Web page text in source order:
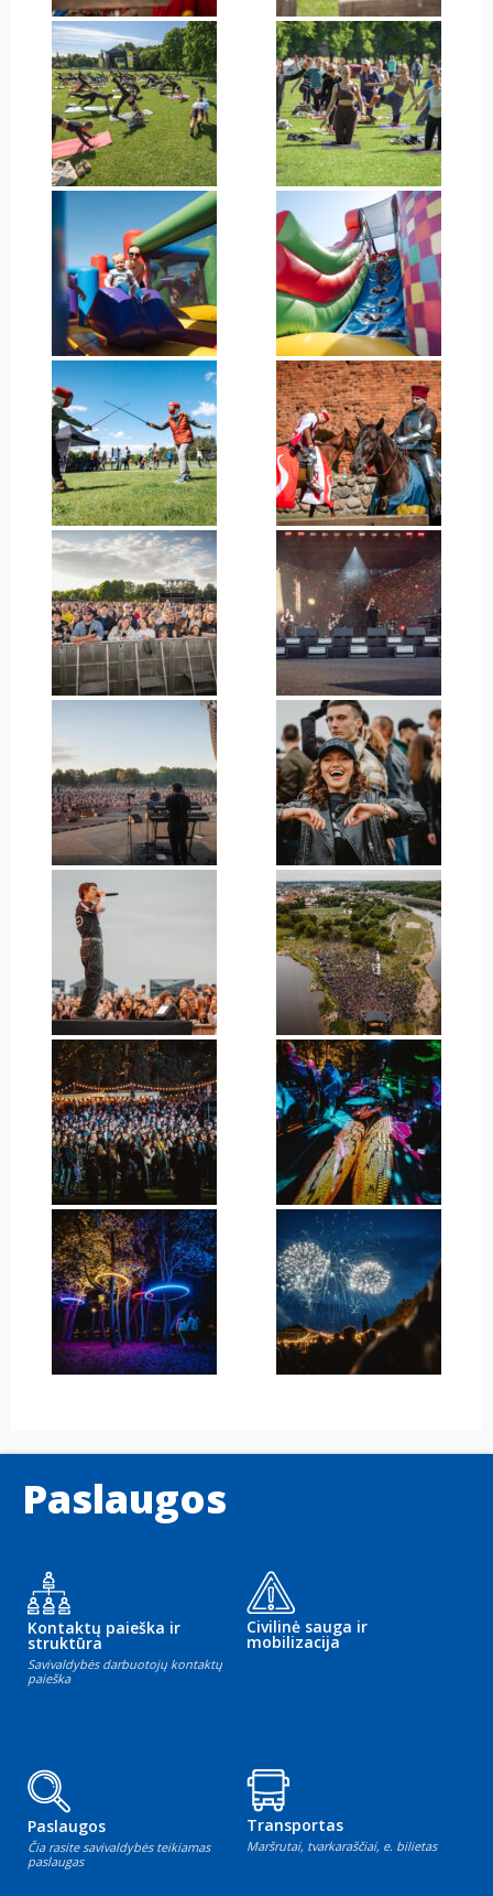
Paslaugos
Kontaktų paieška ir
struktūra
Savivaldybės darbuotojų kontaktų
paieška
Civilinė sauga ir
mobilizacija
Paslaugos
Čia rasite savivaldybės teikiamas
paslaugas
Transportas
Maršrutai, tvarkaraščiai, e. bilietas